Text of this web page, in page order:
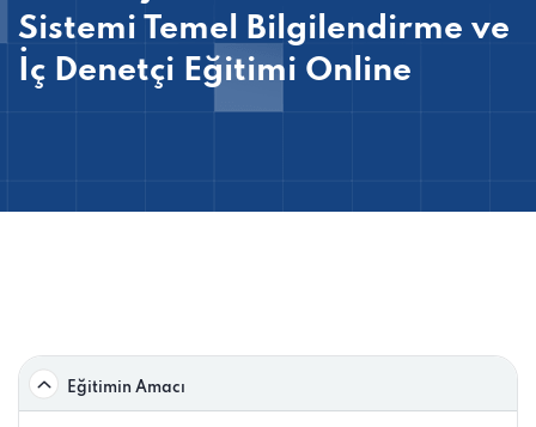
Sistemi Temel Bilgilendirme ve
İç Denetçi Eğitimi Online
Eğitimin Amacı